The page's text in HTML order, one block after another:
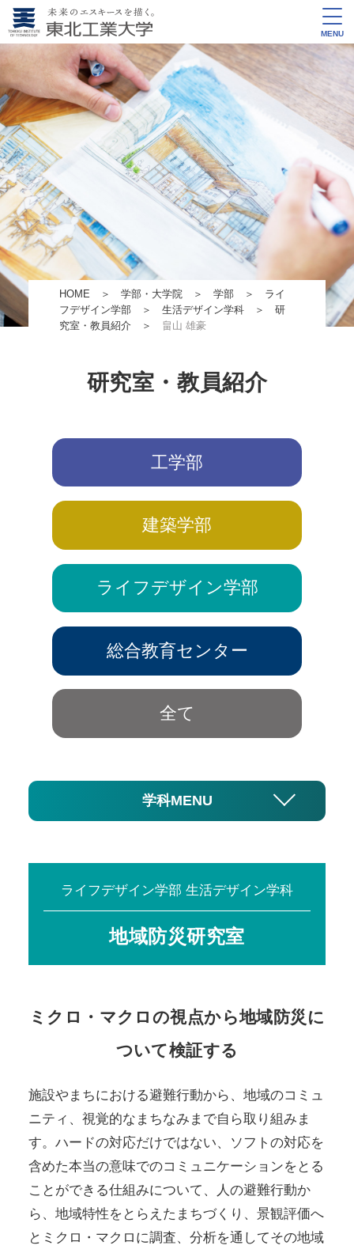
MENU
HOME ＞ 学部・大学院＞ 学部＞ ライ
フデザイン学部＞ 生活デザイン学科＞ 研
究室・教員紹介＞ 畠山 雄豪
研究室・教員紹介
工学部
建築学部
ライフデザイン学部
総合教育センター
全て
学科MENU
ライフデザイン学部 生活デザイン学科
地域防災研究室
ミクロ・マクロの視点から地域防災に
ついて検証する
施設やまちにおける避難行動から、地域のコミュ
ニティ、視覚的なまちなみまで自ら取り組みま
す。ハードの対応だけではない、ソフトの対応を
含めた本当の意味でのコミュニケーションをとる
ことができる仕組みについて、人の避難行動か
ら、地域特性をとらえたまちづくり、景観評価へ
とミクロ・マクロに調査、分析を通してその地域